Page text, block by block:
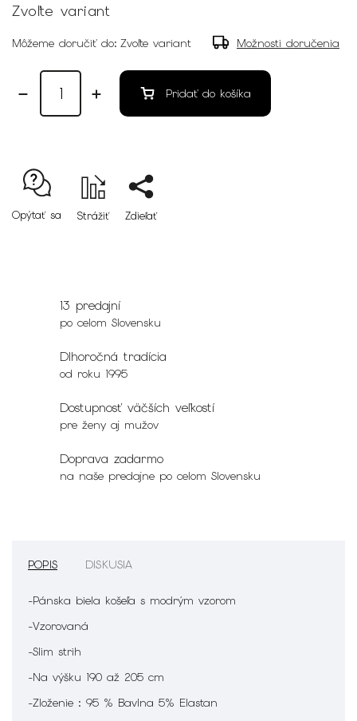
Zvoľte variant
Môžeme doručiť do: Zvoľte variant Možnosti doručenia
Pridať do košíka
Opýtať sa Strážiť Zdieľať
13 predajní
po celom Slovensku
Dlhoročná tradícia
od roku 1995
Dostupnosť väčších veľkostí
pre ženy aj mužov
Doprava zadarmo
na naše predajne po celom Slovensku
POPIS DISKUSIA
-Pánska biela košeľa s modrým vzorom
-Vzorovaná
-Slim strih
-Na výšku 190 až 205 cm
-Zloženie : 95 % Bavlna 5% Elastan